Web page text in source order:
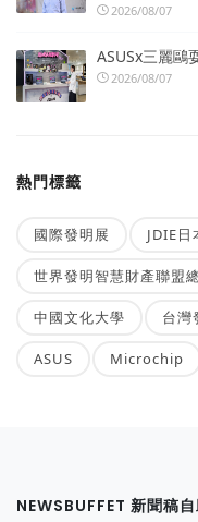
2026/08/07
ASUSx三麗鷗
2026/08/07
熱門標籤
國際發明展 JDIE
世界發明智慧財產聯盟
中國文化大學 台灣
ASUS Microchip
NEWSBUFFET 新聞稿